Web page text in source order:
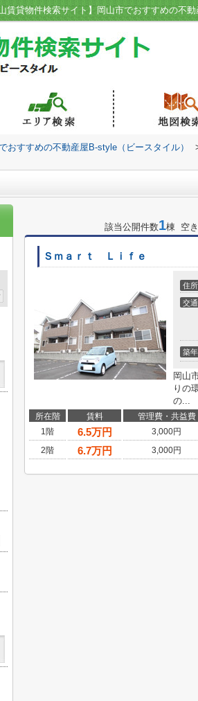
おすすめの不動産屋B-style（ビースタイル）
該当公開件数1棟 空
Ｓｍａｒｔ Ｌｉｆｅ
住所
交通
築年
岡山
りの
の...
所在階 賃料 管理費・共益費
1階
6.5万円 3,000円
2階
6.7万円 3,000円